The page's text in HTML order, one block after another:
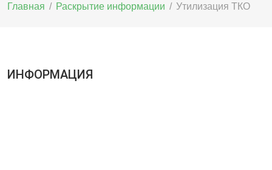
Главная / Раскрытие информации / Утилизация ТКО
ИНФОРМАЦИЯ